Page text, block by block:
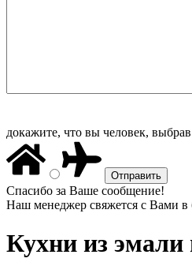
докажите, что вы человек, выбрав
Спасибо за Ваше сообщение!
Наш менеджер свяжется с Вами в
Кухни из эмали